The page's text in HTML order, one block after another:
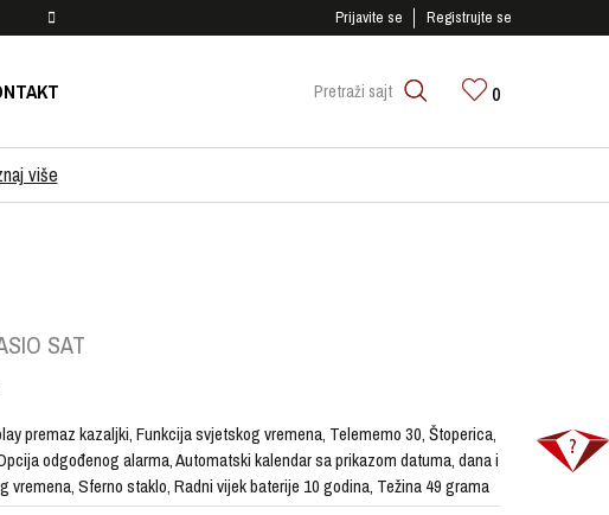
SIGURNO PLAĆANJE PLATNIM KARTICAMA!
Prijavite se Registrujte se
Pretraži sajt 0
više
SAT
premaz kazaljki, Funkcija svjetskog vremena, Telememo 30, Štoperica,
odgođenog alarma, Automatski kalendar sa prikazom datuma, dana i
vremena, Sferno staklo, Radni vijek baterije 10 godina, Težina 49 grama